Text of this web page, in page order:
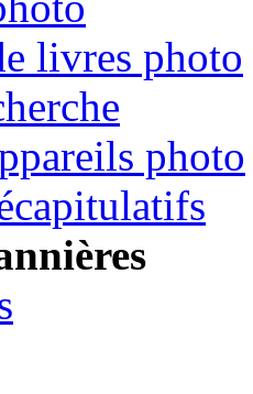
livres photo
photo